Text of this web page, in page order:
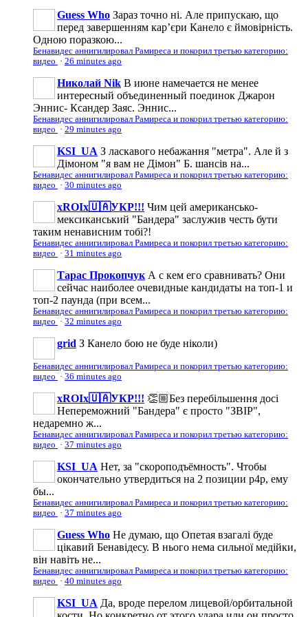
Guess Who Зараз точно ні. Але припускаю, що
перед завершенням карʼєри Канело є ймовірність.
Одною поразкою...
Бенавидес аннигилировал Рамиреса и покорил третью категорию:
видео · 26 minutes ago
Николай Nik В июне намечается не менее
интересный объединенный поединок Джарон
Эннис- Ксандер Заяс. Эннис...
Бенавидес аннигилировал Рамиреса и покорил третью категорию:
видео · 29 minutes ago
KSI_UA З ласкавого небажання "метра". Але й з
Дімоном "я вам не Дімон" Б. шансів на...
Бенавидес аннигилировал Рамиреса и покорил третью категорию:
видео · 30 minutes ago
xROIx🇺🇦УКР!!! Чим цей американсько-
мексиканський "Бандepa" заслужив честь бути
таким ненависним тобі?!
Бенавидес аннигилировал Рамиреса и покорил третью категорию:
видео · 31 minutes ago
Тарас Прокопчук А с кем его сравнивать? Они
сейчас наиболее очевидные кандидаты на топ-1 и
топ-2 паунда (при всем...
Бенавидес аннигилировал Рамиреса и покорил третью категорию:
видео · 32 minutes ago
grid З Канело бою не буде ніколи)
Бенавидес аннигилировал Рамиреса и покорил третью категорию:
видео · 36 minutes ago
xROIx🇺🇦УКР!!! 👏🏼Без перебільшення досі
Непереможний "Бандepa" є просто "ЗВІР",
недаремно ж...
Бенавидес аннигилировал Рамиреса и покорил третью категорию:
видео · 37 minutes ago
KSI_UA Нет, за "скороподъёмность". Чтобы
окончательно утвердиться на 2 позиции p4p, ему
бы...
Бенавидес аннигилировал Рамиреса и покорил третью категорию:
видео · 37 minutes ago
Guess Who Не думаю, що Опетая взагалі буде
цікавий Бенавідесу. В нього нема сильної медійки,
він навіть не...
Бенавидес аннигилировал Рамиреса и покорил третью категорию:
видео · 40 minutes ago
KSI_UA Да, вроде перелом лицевой/орбитальной